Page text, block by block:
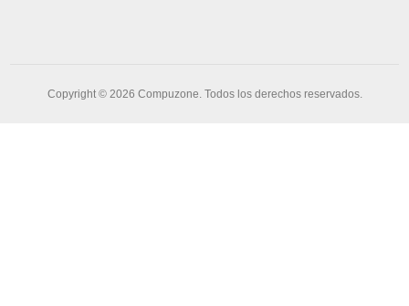
Copyright © 2026 Compuzone. Todos los derechos reservados.